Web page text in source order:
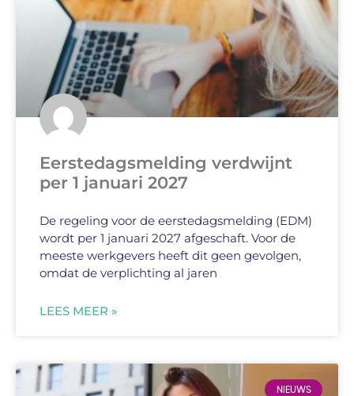
Eerstedagsmelding verdwijnt
per 1 januari 2027
De regeling voor de eerstedagsmelding (EDM)
wordt per 1 januari 2027 afgeschaft. Voor de
meeste werkgevers heeft dit geen gevolgen,
omdat de verplichting al jaren
LEES MEER »
NIEUWS